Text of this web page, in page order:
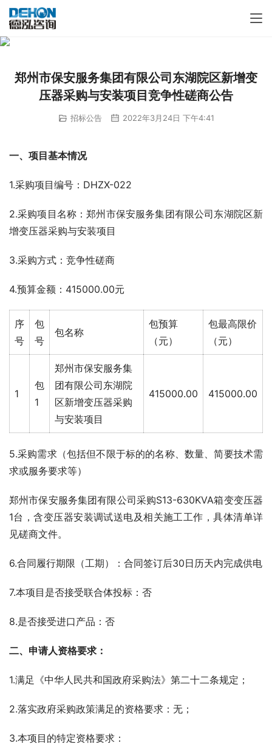
郑州市保安服务集团有限公司东湖院区新增变
压器采购与安装项目竞争性磋商公告
招标公告 2022年3月24日 下午4:41
一、项目基本情况
1.采购项目编号：DHZX-022
2.采购项目名称：郑州市保安服务集团有限公司东湖院区新
增变压器采购与安装项目
3.采购方式：竞争性磋商
4.预算金额：415000.00元
序
号
包
号
包名称
包预算
（元）
包最高限价
（元）
1
包
1
郑州市保安服务集
团有限公司东湖院
区新增变压器采购
与安装项目
415000.00 415000.00
5.采购需求（包括但不限于标的的名称、数量、简要技术需
求或服务要求等）
郑州市保安服务集团有限公司采购S13-630KVA箱变变压器
1台，含变压器安装调试送电及相关施工工作，具体清单详
见磋商文件。
6.合同履行期限（工期）：合同签订后30日历天内完成供电
7.本项目是否接受联合体投标：否
8.是否接受进口产品：否
二、申请人资格要求：
1.满足《中华人民共和国政府采购法》第二十二条规定；
2.落实政府采购政策满足的资格要求：无；
3.本项目的特定资格要求：